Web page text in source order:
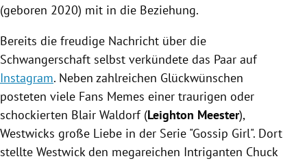
(geboren 2020) mit in die Beziehung.
Bereits die freudige Nachricht über die
Schwangerschaft selbst verkündete das Paar auf
Instagram. Neben zahlreichen Glückwünschen
posteten viele Fans Memes einer traurigen oder
schockierten Blair Waldorf (Leighton Meester),
Westwicks große Liebe in der Serie "Gossip Girl". Dort
stellte Westwick den megareichen Intriganten Chuck